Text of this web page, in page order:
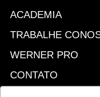
ACADEMIA
TRABALHE
WERNER PRO
CONTATO